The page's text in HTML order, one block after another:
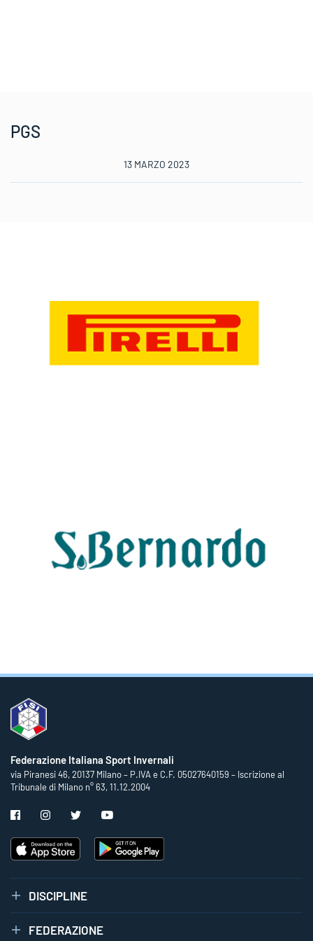
PGS
13 MARZO 2023
Federazione Italiana Sport Invernali
via Piranesi 46, 20137 Milano – P.IVA e C.F. 05027640159 – Iscrizione al
Tribunale di Milano n° 63, 11.12.2004
DISCIPLINE
FEDERAZIONE